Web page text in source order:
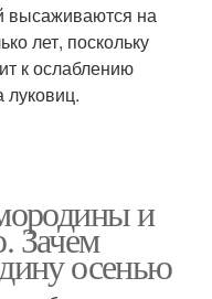
высаживаются на
лет, поскольку
к ослаблению
и
Зачем
осенью